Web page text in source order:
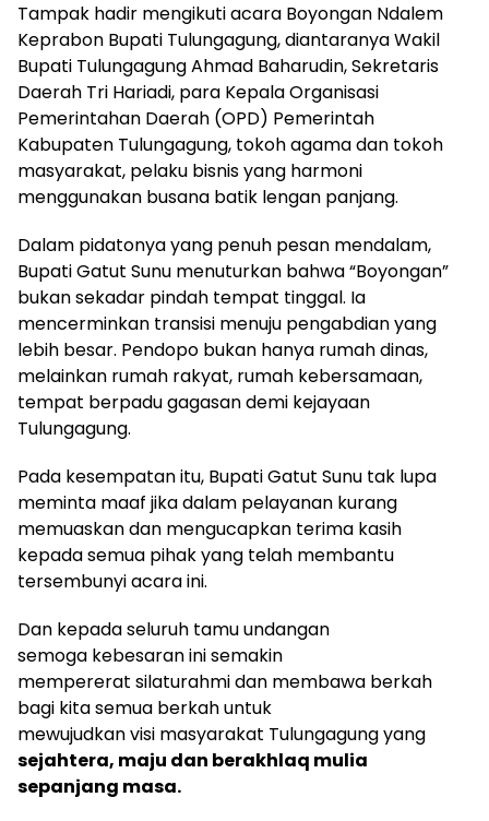
Tampak hadir mengikuti acara Boyongan Ndalem
Keprabon Bupati Tulungagung, diantaranya Wakil
Bupati Tulungagung Ahmad Baharudin, Sekretaris
Daerah Tri Hariadi, para Kepala Organisasi
Pemerintahan Daerah (OPD) Pemerintah
Kabupaten Tulungagung, tokoh agama dan tokoh
masyarakat, pelaku bisnis yang harmoni
menggunakan busana batik lengan panjang.
Dalam pidatonya yang penuh pesan mendalam,
Bupati Gatut Sunu menuturkan bahwa “Boyongan”
bukan sekadar pindah tempat tinggal. Ia
mencerminkan transisi menuju pengabdian yang
lebih besar. Pendopo bukan hanya rumah dinas,
melainkan rumah rakyat, rumah kebersamaan,
tempat berpadu gagasan demi kejayaan
Tulungagung.
Pada kesempatan itu, Bupati Gatut Sunu tak lupa
meminta maaf jika dalam pelayanan kurang
memuaskan dan mengucapkan terima kasih
kepada semua pihak yang telah membantu
tersembunyi acara ini.
Dan kepada seluruh tamu undangan
semoga kebesaran ini semakin
mempererat silaturahmi dan membawa berkah
bagi kita semua berkah untuk
mewujudkan visi masyarakat Tulungagung yang
sejahtera, maju dan berakhlaq mulia
sepanjang masa.